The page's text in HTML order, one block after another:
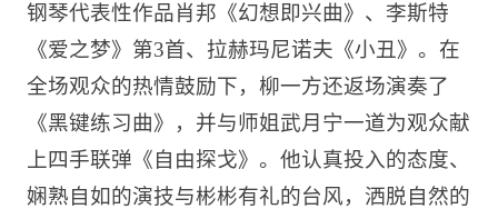
钢琴代表性作品肖邦《幻想即兴曲》、李斯特
《爱之梦》第3首、拉赫玛尼诺夫《小丑》。在
全场观众的热情鼓励下，柳一方还返场演奏了
《黑键练习曲》，并与师姐武月宁一道为观众献
上四手联弹《自由探戈》。他认真投入的态度、
娴熟自如的演技与彬彬有礼的台风，洒脱自然的